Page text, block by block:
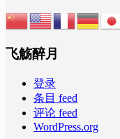
飞觞醉月
登录
条目 feed
评论 feed
WordPress.org